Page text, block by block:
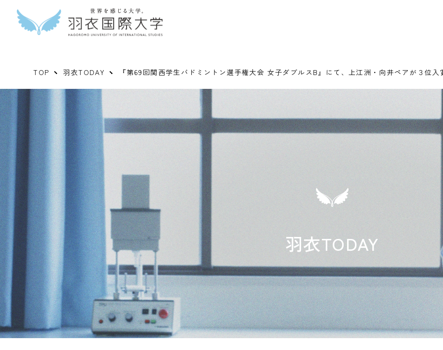
TOP 羽衣TODAY 『第69回関西学生バドミントン選手権大会 女子ダブルスB』にて、上江洲・向井ペアが３位入
羽衣TODAY